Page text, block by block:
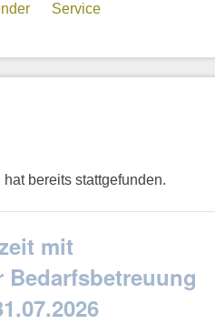
Service
bereits stattgefunden.
mit